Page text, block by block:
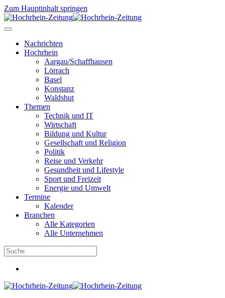
Zum Hauptinhalt springen
Nachrichten
Hochrhein
Aargau/Schaffhausen
Lörrach
Basel
Konstanz
Waldshut
Themen
Technik und IT
Wirtschaft
Bildung und Kultur
Gesellschaft und Religion
Politik
Reise und Verkehr
Gesundheit und Lifestyle
Sport und Freizeit
Energie und Umwelt
Termine
Kalender
Branchen
Alle Kategorien
Alle Unternehmen